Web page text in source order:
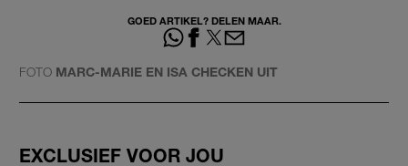
GOED ARTIKEL? DELEN MAAR.
FOTO MARC-MARIE EN ISA CHECKEN UIT
EXCLUSIEF VOOR JOU